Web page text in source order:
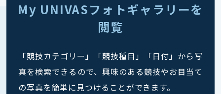
My UNIVASフォトギャラリーを
閲覧
「競技カテゴリー」「競技種目」「日付」から写
真を検索できるので、興味のある競技やお目当て
の写真を簡単に見つけることができます。